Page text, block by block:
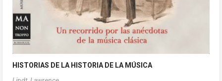
HISTORIAS DE LA HISTORIA DE LA MÚSICA